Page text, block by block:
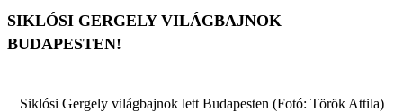
SIKLÓSI GERGELY VILÁGBAJNOK
BUDAPESTEN!
Siklósi Gergely világbajnok lett Budapesten (Fotó: Török Attila)